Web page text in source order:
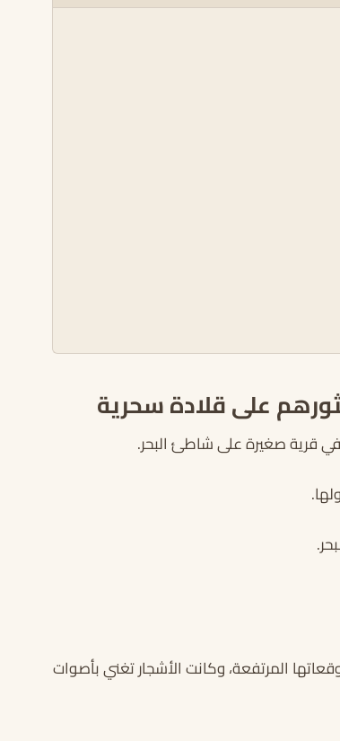
على قلادة سحرية
قرية صغيرة على شاطئ البحر.
المرتفعة، وكانت الأشجار تغني بأصوات